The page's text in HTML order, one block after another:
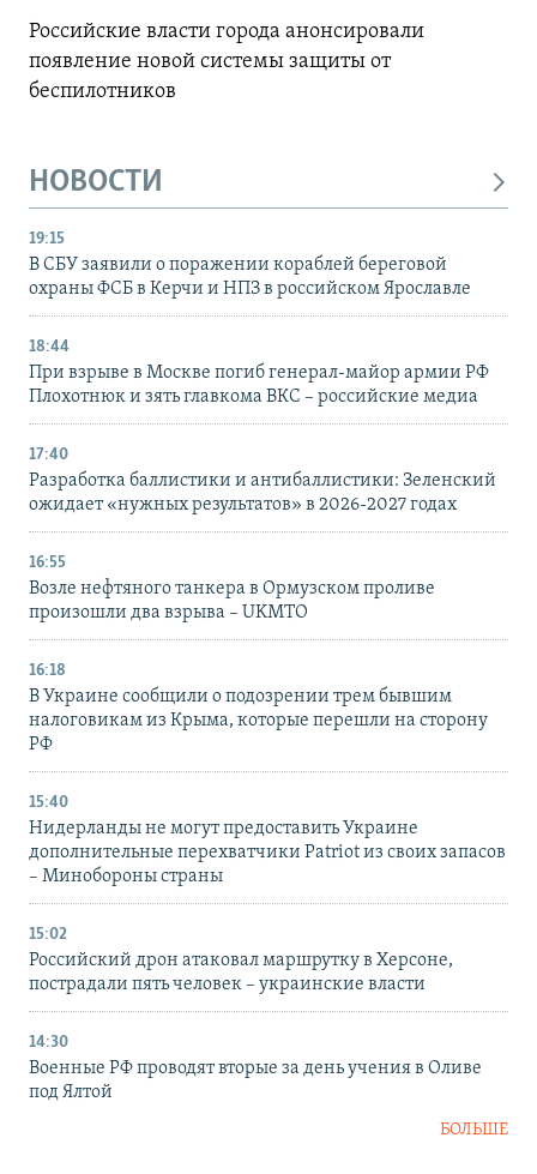
Российские власти города анонсировали
появление новой системы защиты от
беспилотников
НОВОСТИ
19:15
В СБУ заявили о поражении кораблей береговой
охраны ФСБ в Керчи и НПЗ в российском Ярославле
18:44
При взрыве в Москве погиб генерал-майор армии РФ
Плохотнюк и зять главкома ВКС – российские медиа
17:40
Разработка баллистики и антибаллистики: Зеленский
ожидает «нужных результатов» в 2026-2027 годах
16:55
Возле нефтяного танкера в Ормузском проливе
произошли два взрыва – UKMTO
16:18
В Украине сообщили о подозрении трем бывшим
налоговикам из Крыма, которые перешли на сторону
РФ
15:40
Нидерланды не могут предоставить Украине
дополнительные перехватчики Patriot из своих запасов
– Минобороны страны
15:02
Российский дрон атаковал маршрутку в Херсоне,
пострадали пять человек – украинские власти
14:30
Военные РФ проводят вторые за день учения в Оливе
под Ялтой
БОЛЬШЕ